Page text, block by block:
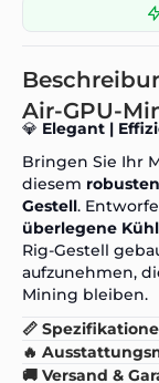
Air-GPU-
💎 Elegant |
Bringen Sie Ihr
diesem
Gestell.
überlegene
Rig-Gestell
aufzunehmen,
Mining bleiben.
📏
🔥
🚚 Versand &